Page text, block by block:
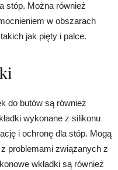
stóp. Można również
w obszarach
jak pięty i palce.
do butów są również
wykonane z silikonu
i ochronę dla stóp. Mogą
problemami związanych z
wkładki są również